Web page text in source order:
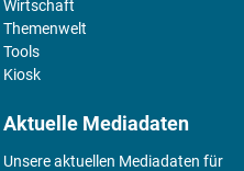
Wirtschaft
Themenwelt
Tools
Kiosk
Aktuelle Mediadaten
Unsere aktuellen Mediadaten für